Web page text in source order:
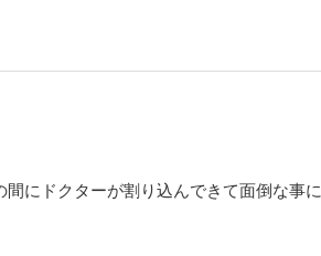
にドクターが割り込んできて面倒な事に